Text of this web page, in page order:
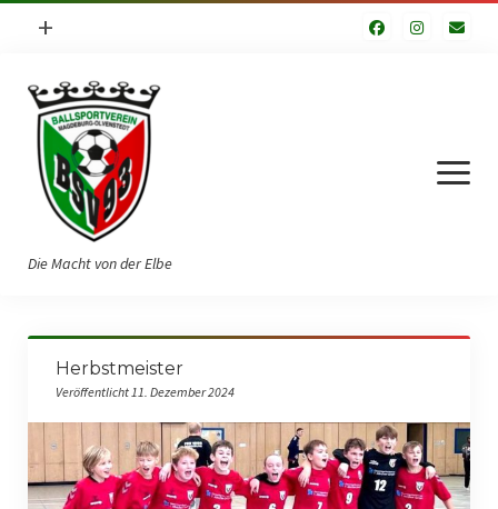
Menü
+
Impressum
Datenschutzerklärung
Fuhrpark
Die Macht von der Elbe
Menü
öffnen
Startseite
Verein
Vorstand
Geschichte
Herbstmeister
Veröffentlicht 11. Dezember 2024